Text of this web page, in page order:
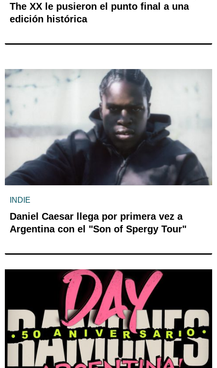
The XX le pusieron el punto final a una
edición histórica
INDIE
Daniel Caesar llega por primera vez a
Argentina con el "Son of Spergy Tour"